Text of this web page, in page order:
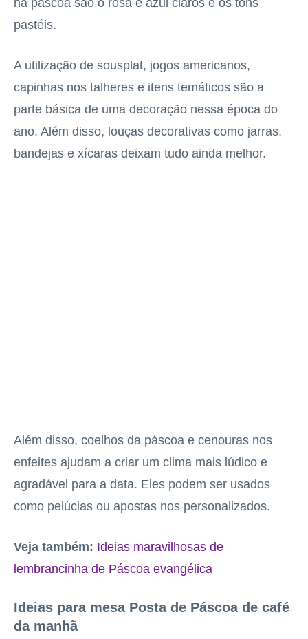
na páscoa são o rosa e azul claros e os tons
pastéis.
A utilização de sousplat, jogos americanos,
capinhas nos talheres e itens temáticos são a
parte básica de uma decoração nessa época do
ano. Além disso, louças decorativas como jarras,
bandejas e xícaras deixam tudo ainda melhor.
Além disso, coelhos da páscoa e cenouras nos
enfeites ajudam a criar um clima mais lúdico e
agradável para a data. Eles podem ser usados
como pelúcias ou apostas nos personalizados.
Veja também: Ideias maravilhosas de
lembrancinha de Páscoa evangélica
Ideias para mesa Posta de Páscoa de café
da manhã